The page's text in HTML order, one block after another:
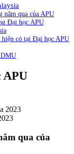
năm qua của APU
Đại học APU
hiện có tại Đại học APU
APU
qua của